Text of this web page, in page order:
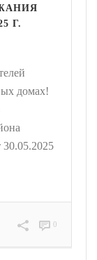
Г.
домах!
30.05.2025
0